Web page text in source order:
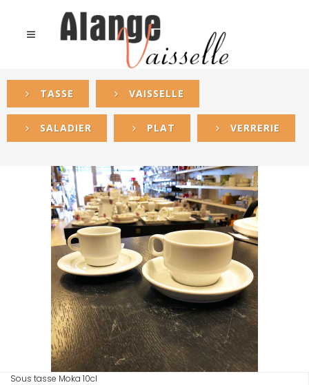
TASSE VAISSELLE
SALADIER PLAT VERRERIE
Sous tasse Moka 10cl